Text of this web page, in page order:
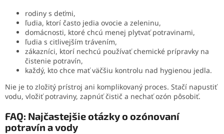
rodiny s deťmi,
ľudia, ktorí často jedia ovocie a zeleninu,
domácnosti, ktoré chcú menej plytvať potravinami,
ľudia s citlivejším trávením,
zákazníci, ktorí nechcú používať chemické prípravky na
čistenie potravín,
každý, kto chce mať väčšiu kontrolu nad hygienou jedla.
Nie je to zložitý prístroj ani komplikovaný proces. Stačí napustiť
vodu, vložiť potraviny, zapnúť čistič a nechať ozón pôsobiť.
FAQ: Najčastejšie otázky o ozónovaní
potravín a vody